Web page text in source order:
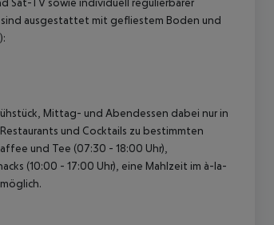
sind ausgestattet mit gefliestem Boden und
Mittag- und Abendessen dabei nur in
und Cocktails zu bestimmten
und Tee (07:30 - 18:00 Uhr),
(10:00 - 17:00 Uhr), eine Mahlzeit im à-la-